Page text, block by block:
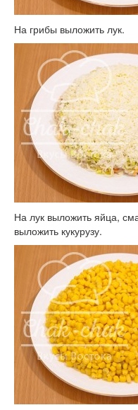
На грибы выложить лук.
На лук выложить яйца,
выложить кукурузу.